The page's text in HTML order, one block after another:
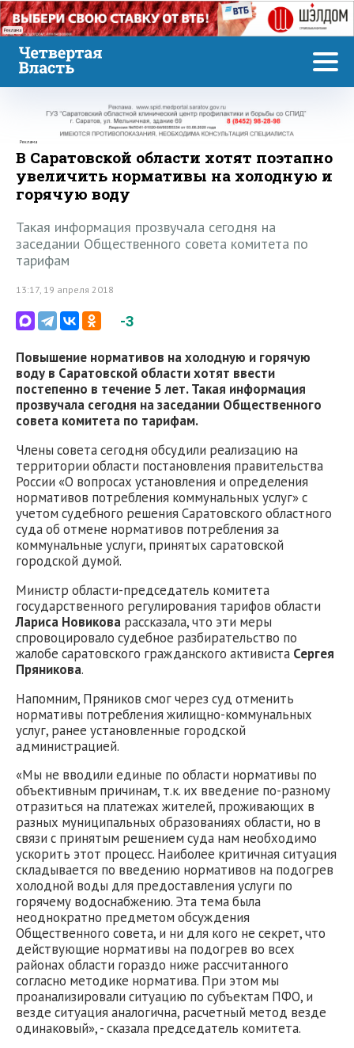
Реклама
Реклама
В Саратовской области хотят поэтапно
увеличить нормативы на холодную и
горячую воду
Такая информация прозвучала сегодня на
заседании Общественного совета комитета по
тарифам
13:17, 19 апреля 2018
-3
Повышение нормативов на холодную и горячую
воду в Саратовской области хотят ввести
постепенно в течение 5 лет. Такая информация
прозвучала сегодня на заседании Общественного
совета комитета по тарифам.
Члены совета сегодня обсудили реализацию на
территории области постановления правительства
России «О вопросах установления и определения
нормативов потребления коммунальных услуг» c
учетом судебного решения Саратовского областного
суда об отмене нормативов потребления за
коммунальные услуги, принятых саратовской
городской думой.
Министр области-председатель комитета
государственного регулирования тарифов области
Лариса Новикова рассказала, что эти меры
спровоцировало судебное разбирательство по
жалобе саратовского гражданского активиста Сергея
Пряникова.
Напомним, Пряников смог через суд отменить
нормативы потребления жилищно-коммунальных
услуг, ранее установленные городской
администрацией.
«Мы не вводили единые по области нормативы по
объективным причинам, т.к. их введение по-разному
отразиться на платежах жителей, проживающих в
разных муниципальных образованиях области, но в
связи с принятым решением суда нам необходимо
ускорить этот процесс. Наиболее критичная ситуация
складывается по введению нормативов на подогрев
холодной воды для предоставления услуги по
горячему водоснабжению. Эта тема была
неоднократно предметом обсуждения
Общественного совета, и ни для кого не секрет, что
действующие нормативы на подогрев во всех
районах области гораздо ниже рассчитанного
согласно методике норматива. При этом мы
проанализировали ситуацию по субъектам ПФО, и
везде ситуация аналогична, расчетный метод везде
одинаковый», - сказала председатель комитета.